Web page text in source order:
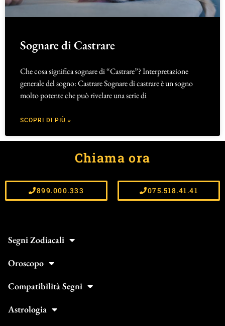
Sognare di Castrare
Che cosa significa sognare di “Castrare”? Interpretazione
generale del sogno: Castrare Sognare di castrare è un sogno
molto potente che può rivelare una serie di
SCOPRI DI PIÙ »
Chiama ora
899.000.333 075.518.41.41
Segni Zodiacali
Oroscopo
Compatibilità Segni
Astrologia